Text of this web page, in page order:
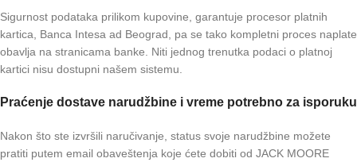
Sigurnost podataka prilikom kupovine, garantuje procesor platnih
kartica, Banca Intesa ad Beograd, pa se tako kompletni proces naplate
obavlja na stranicama banke. Niti jednog trenutka podaci o platnoj
kartici nisu dostupni našem sistemu.
Praćenje dostave narudžbine i vreme potrebno za isporuku
Nakon što ste izvršili naručivanje, status svoje narudžbine možete
pratiti putem email obaveštenja koje ćete dobiti od JACK MOORE